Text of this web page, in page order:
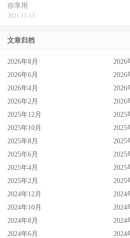
你享用
2021-11-13
文章归档
2026年8月
2026
2026年6月
2026
2026年4月
2026
2026年2月
2026
2025年12月
2025
2025年10月
2025
2025年8月
2025
2025年6月
2025
2025年4月
2025
2025年2月
2025
2024年12月
2024
2024年10月
2024
2024年8月
2024
2024年6月
2024